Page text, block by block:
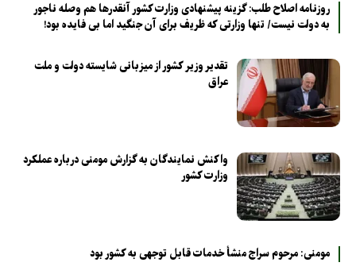
روزنامه اصلاح طلب: گزینه پیشنهادی وزارت کشور آنقدرها هم وصله ناجور
به دولت نیست/ تنها وزارتی که ظریف برای آن جنگید اما بی فایده بود!
تقدیر وزیر کشور از میزبانی شایسته دولت و ملت
عراق
واکنش نمایندگان به گزارش مومنی درباره عملکرد
وزارت کشور
مومنی: مرحوم سراج منشأ خدمات قابل توجهی به کشور بود